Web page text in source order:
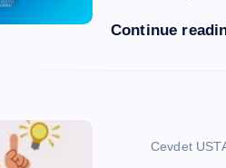
Continue
Cevdet